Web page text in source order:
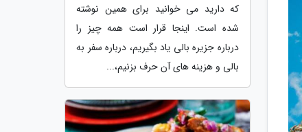
که دارید می خوانید برای همین نوشته
شده است. اینجا قرار است همه چیز را
درباره جزیره بالی یاد بگیریم، درباره سفر به
بالی و هزینه های آن حرف بزنیم،...